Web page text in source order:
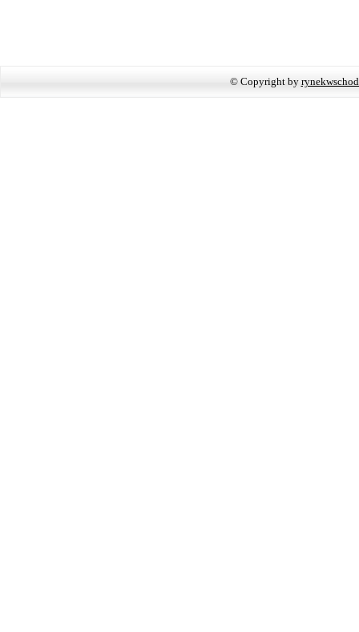
© Copyright by